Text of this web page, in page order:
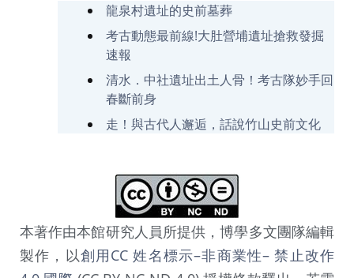
龍泉村遺址的史前墓葬
考古動態最前線!大肚營埔遺址搶救發掘
速報
清水．中社遺址出土人骨！考古隊妙手回
春斷前身
走！與古代人邂逅，話說竹山史前文化
本著作由本館研究人員所提供，博學多文團隊編輯
製作，以創用CC 姓名標示–非商業性– 禁止改作